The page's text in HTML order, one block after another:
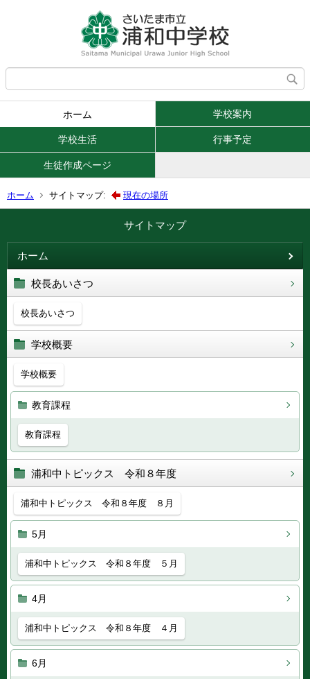
ホーム 学校案内
学校生活 行事予定
生徒作成ページ
ホーム サイトマップ: 現在の場所
サイトマップ
ホーム
校長あいさつ
校長あいさつ
学校概要
学校概要
教育課程
教育課程
浦和中トピックス 令和８年度
浦和中トピックス 令和８年度 ８月
5月
浦和中トピックス 令和８年度 ５月
4月
浦和中トピックス 令和８年度 ４月
6月